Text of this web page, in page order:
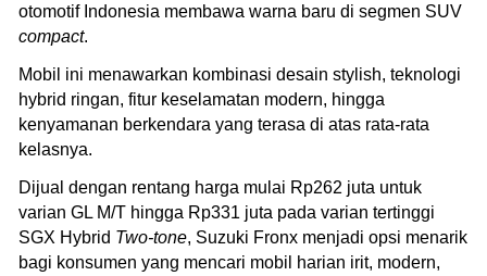
otomotif Indonesia membawa warna baru di segmen SUV
compact.
Mobil ini menawarkan kombinasi desain stylish, teknologi
hybrid ringan, fitur keselamatan modern, hingga
kenyamanan berkendara yang terasa di atas rata-rata
kelasnya.
Dijual dengan rentang harga mulai Rp262 juta untuk
varian GL M/T hingga Rp331 juta pada varian tertinggi
SGX Hybrid Two-tone, Suzuki Fronx menjadi opsi menarik
bagi konsumen yang mencari mobil harian irit, modern,